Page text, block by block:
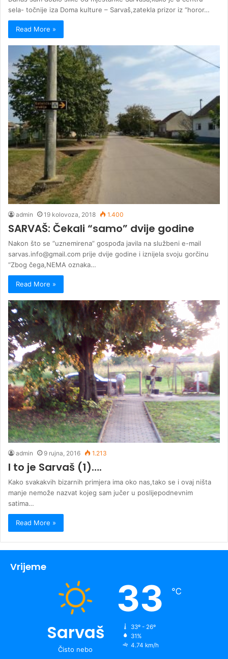
sela- točnije iza Doma kulture – Sarvaš,zatekla prizor iz “horor…
Read More »
admin 19 kolovoza, 2018 1.400
SARVAŠ: Čekali “samo” dvije godine
Nakon što se “uznemirena” gospođa javila na službeni e-mail
sarvas.info@gmail.com prije dvije godine i iznijela svoju gorčinu
“Zbog čega,NEMA oznaka…
Read More »
admin 9 rujna, 2016 1.213
I to je Sarvaš (1)….
Kako svakakvih bizarnih primjera ima oko nas,tako se i ovaj ništa
manje nemože nazvat kojeg sam jučer u poslijepodnevnim
satima…
Read More »
Vrijeme
Sarvaš
Čisto nebo
33 ℃
33º - 26º
31%
4.74 km/h